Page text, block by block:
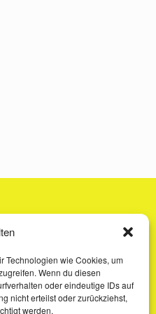
Technologien wie Cookies, um
Wenn du diesen
oder eindeutige IDs auf
nicht erteilst oder zurückziehst,
werden.